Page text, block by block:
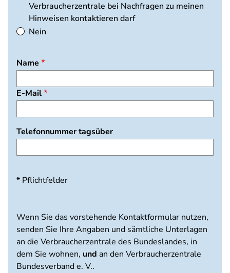
Verbraucherzentrale bei Nachfragen zu meinen
Hinweisen kontaktieren darf
Nein
Name
E-Mail
Telefonnummer tagsüber
* Pflichtfelder
Wenn Sie das vorstehende Kontaktformular nutzen,
senden Sie Ihre Angaben und sämtliche Unterlagen
an die Verbraucherzentrale des Bundeslandes, in
dem Sie wohnen, und an den Verbraucherzentrale
Bundesverband e. V..